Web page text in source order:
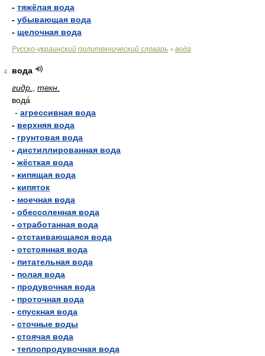
- тяжёлая вода
- убывающая вода
- щелочная вода
Русско-украинский политехнический словарь > вода
4
вода
гидр.
техн.
вода́
- агрессивная вода
- верхняя вода
- грунтовая вода
- дистиллированная вода
- жёсткая вода
- кипящая вода
- кипяток
- моечная вода
- обессоленная вода
- отработанная вода
- отстаивающаяся вода
- отстоянная вода
- питательная вода
- полая вода
- продувочная вода
- проточная вода
- спускная вода
- сточные воды
- стоячая вода
- теплопродувочная вода